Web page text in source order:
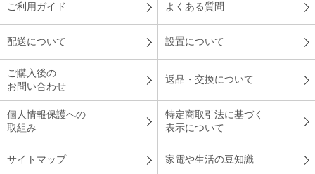
コ－スを選ぶだけで、操作が簡単。ト－ストも絶妙な焼き上が
りで、とても美味！カレ－パンモ－ドも外はカリッとして中は
くと、こちらも美味しかったです。
デザインに惹かれました
ご利用ガイド よくある質問
配送について 設置について
ご購入後の
お問い合わせ
返品・交換について
個人情報保護への
取組み
特定商取引法に基づく
表示について
サイトマップ 家電や生活の豆知識